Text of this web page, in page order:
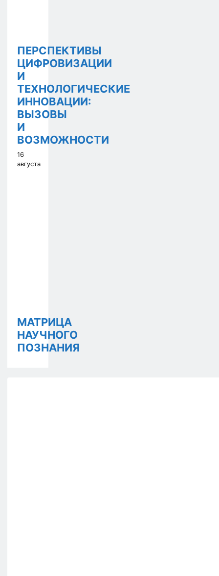
ПЕРСПЕКТИВЫ
ЦИФРОВИЗАЦИИ
И
ТЕХНОЛОГИЧЕСКИЕ
ИННОВАЦИИ:
ВЫЗОВЫ
И
ВОЗМОЖНОСТИ
16
августа
МАТРИЦА
НАУЧНОГО
ПОЗНАНИЯ